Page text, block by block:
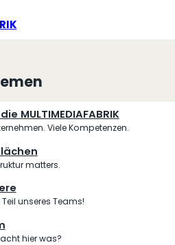
MULTIMEDIAFABRIK
Viele Kompetenzen.
matters.
unseres Teams!
hier was?